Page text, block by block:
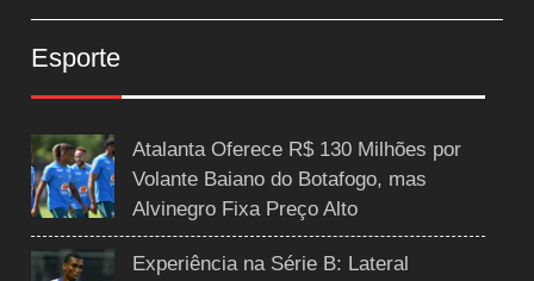
Esporte
Atalanta Oferece R$ 130 Milhões por
Volante Baiano do Botafogo, mas
Alvinegro Fixa Preço Alto
Experiência na Série B: Lateral